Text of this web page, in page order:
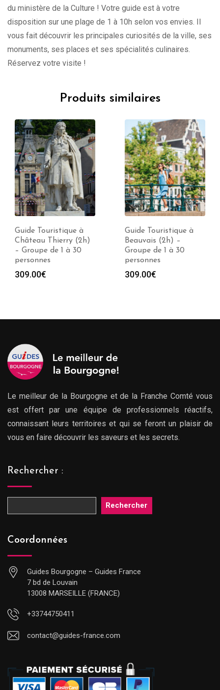
du ministère de la Culture ! Votre guide est à votre
disposition sur une plage de 1 à 10h selon vos envies. Il
vous fait découvrir les principales curiosités de la ville, ses
monuments, ses places et ses spécialités culinaires.
Réservez votre visite !
Produits similaires
Guide Touristique à
Château Thierry (2h)
– Groupe de 1 à 30
personnes
309.00€
Guide Touristique à
Beauvais (2h) –
Groupe de 1 à 30
personnes
309.00€
Le meilleur de la Bourgogne et de la Franche Comté vous
est offert par une équipe de professionnels réactifs,
connaissant leurs territoires et qui se feront un plaisir de
vous en faire découvrir les saveurs et les secrets.
Rechercher :
Rechercher
Coordonnées
Guides Bourgogne – Guides France
7 bd de Louvain
13008 MARSEILLE (FRANCE)
+33744750411
contact@guides-france.com